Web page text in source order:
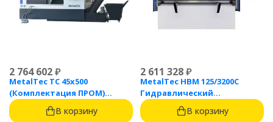
2 764 602₽
MetalTec ТС 45x500
(Комплектация ПРОМ)
токарный станок с ЧПУ с
наклонной станиной
В корзину
2 611 328₽
MetalTec HBM 125/3200C
Гидравлический
листогибочный пресс с
контроллером TP10S
В корзину